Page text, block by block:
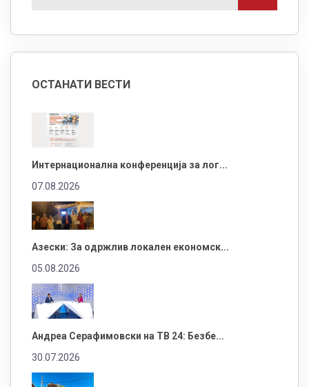
ОСТАНАТИ ВЕСТИ
Интернационална конференција за лог...
07.08.2026
Азески: За одржлив локален економск...
05.08.2026
Андреа Серафимовски на ТВ 24: Безбе...
30.07.2026